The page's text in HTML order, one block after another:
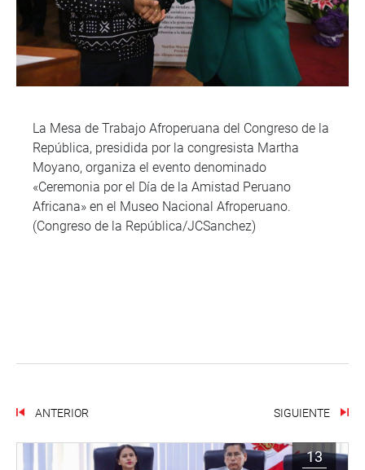
La Mesa de Trabajo Afroperuana del Congreso de la
República, presidida por la congresista Martha
Moyano, organiza el evento denominado
«Ceremonia por el Día de la Amistad Peruano
Africana» en el Museo Nacional Afroperuano.
(Congreso de la República/JCSanchez)
ANTERIOR SIGUIENTE
13